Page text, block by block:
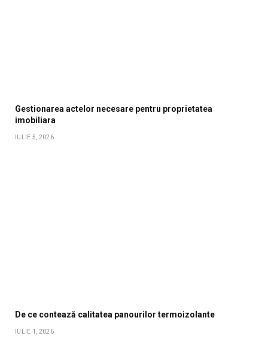
Gestionarea actelor necesare pentru proprietatea
imobiliara
IULIE 5, 2026
De ce contează calitatea panourilor termoizolante
IULIE 1, 2026